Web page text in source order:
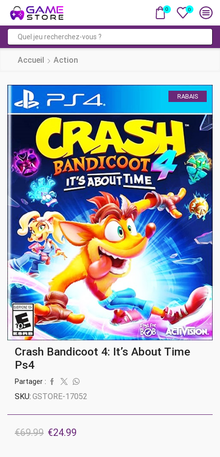
0 0
de
Accueil Action
RABAIS
Crash Bandicoot 4: It’s About Time
Ps4
Partager :
SKU: GSTORE-17052
€69.99 Le
€24.99